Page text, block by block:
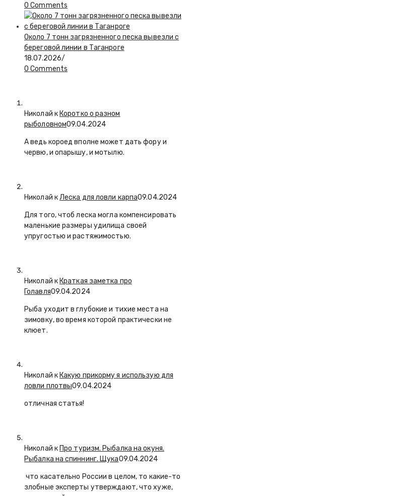
0 Comments
Около 7 тонн загрязненного песка вывезли с
береговой линии в Таганроге
18.07.2026/
0 Comments
Николай к Коротко о разном
рыболовном09.04.2024
А ведь короед вполне может дать фору и
червю, и опарышу, и мотылю.
Николай кЛеска для ловли карпа09.04.2024
Для того, чтоб леска могла компенсировать
маленькие размеры удилища своей
упругостью и растяжимостью.
Николай к Краткая заметка про
Голавля09.04.2024
Рыба уходит в глубокие и тихие места на
зимовку, во время которой практически не
клюет.
Николай к Какую прикорму я использую для
ловли плотвы09.04.2024
отличная статья!
Николай к Про туризм. Рыбалка на окуня.
Рыбалка на спиннинг. Щука09.04.2024
что касательно России в целом, то какие-то
злобные эксперты утверждают, что хуже,